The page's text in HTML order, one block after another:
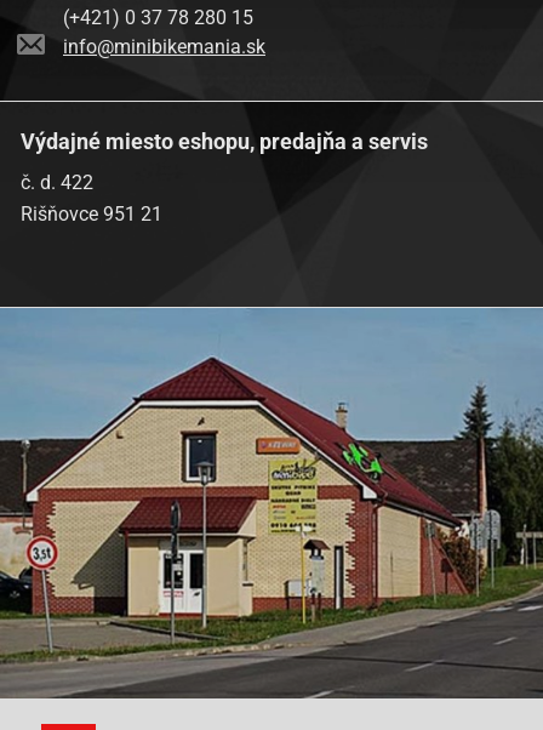
(+421) 0 37 78 280 15
info@minibikemania.sk
Výdajné miesto eshopu, predajňa a servis
č. d. 422
Rišňovce 951 21